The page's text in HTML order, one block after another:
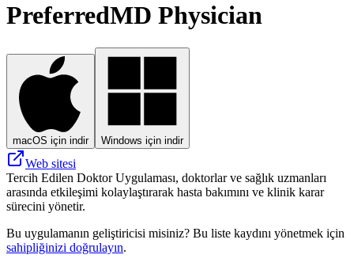
PreferredMD Physician
macOS için indir Windows için indir
Web sitesi
Tercih Edilen Doktor Uygulaması, doktorlar ve sağlık uzmanları
arasında etkileşimi kolaylaştırarak hasta bakımını ve klinik karar
sürecini yönetir.
Bu uygulamanın geliştiricisi misiniz? Bu liste kaydını yönetmek için
sahipliğinizi doğrulayın.